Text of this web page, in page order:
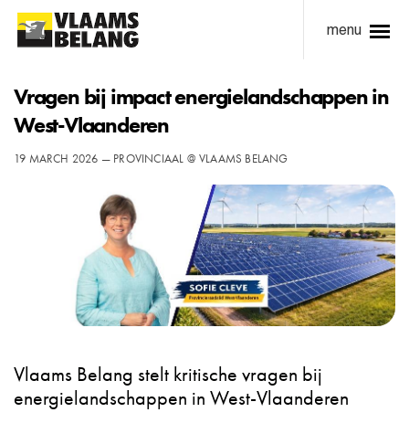
menu
Vragen bij impact energielandschappen in
West-Vlaanderen
19 MARCH 2026 — PROVINCIAAL @ VLAAMS BELANG
Vlaams Belang stelt kritische vragen bij
energielandschappen in West-Vlaanderen